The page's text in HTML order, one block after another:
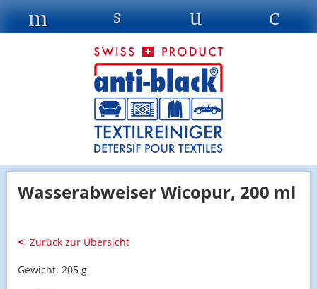
Wasserabweiser Wicopur, 200 ml
Zurück zur Übersicht
Gewicht: 205 g